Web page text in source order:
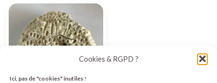
Cookies & RGPD ?
Ici, pas de "cookies" inutiles !